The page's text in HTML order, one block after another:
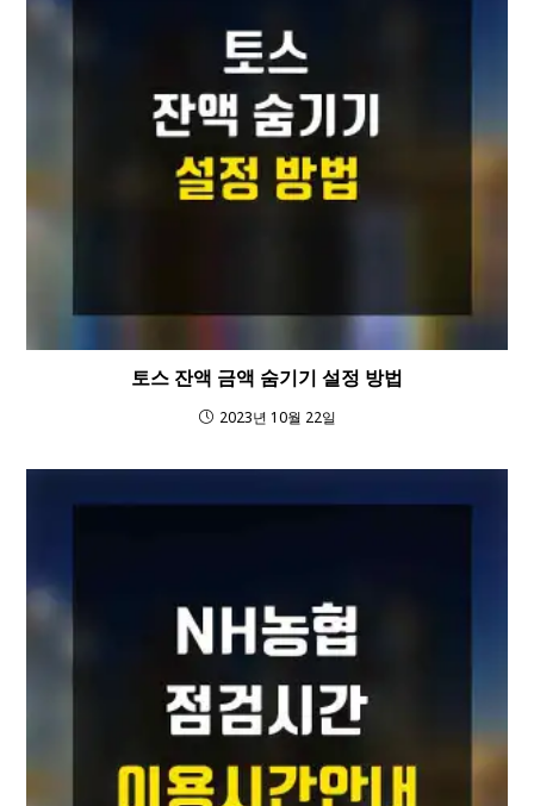
토스 잔액 금액 숨기기 설정 방법
2023년 10월 22일